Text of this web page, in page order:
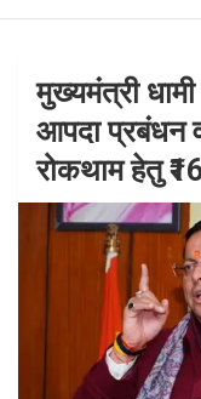
मुख्यमंत्री
आपदा प्रबंधन
रोकथाम हेतु